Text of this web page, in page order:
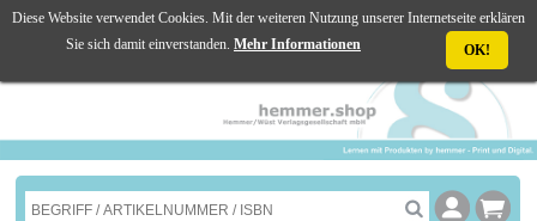
☰ MENU
Diese Website verwendet Cookies. Mit der weiteren Nutzung unserer Internetseite erklären
Sie sich damit einverstanden. Mehr Informationen OK!